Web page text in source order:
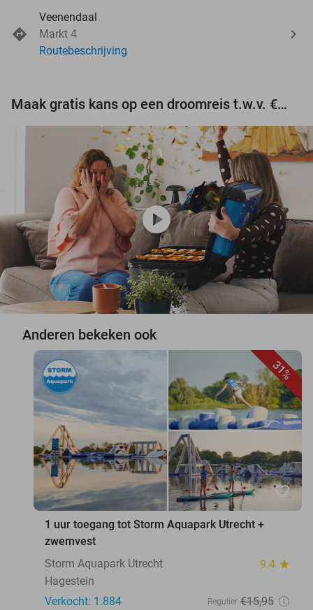
Veenendaal
Markt 4
Routebeschrijving
Maak gratis kans op een droomreis t.w.v. €3.000!
play_circle
Anderen bekeken ook
31%
favorite_border
1 uur toegang tot Storm Aquapark Utrecht +
zwemvest
Storm Aquapark Utrecht
9.4 star
Hagestein
Verkocht: 1.884
Regulier €15,95